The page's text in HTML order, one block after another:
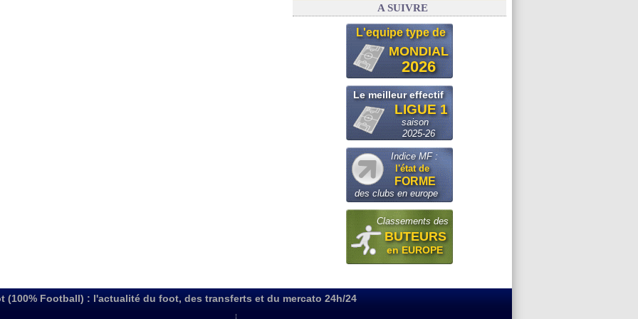
A SUIVRE
L'equipe type de
MONDIAL
2026
Le meilleur effectif
LIGUE 1
saison
2025-26
Indice MF :
l'état de
FORME
des clubs en europe
Classements des
BUTEURS
en EUROPE
(100% Football) : l'actualité du foot, des transferts et du mercato 24h/24